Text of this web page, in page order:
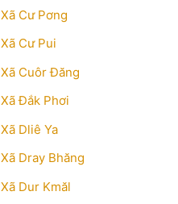
Xã Cư Pơng
Xã Cư Pui
Xã Cuôr Đăng
Xã Đắk Phơi
Xã Dliê Ya
Xã Dray Bhăng
Xã Dur Kmăl